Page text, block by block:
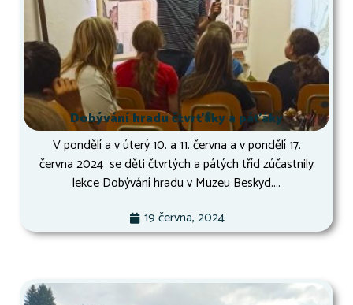
Dobývání hradu čtvrťáky a páťáky
V pondělí a v úterý 10. a 11. června a v pondělí 17.
června 2024 se děti čtvrtých a pátých tříd zúčastnily
lekce Dobývání hradu v Muzeu Beskyd....
19 června, 2024